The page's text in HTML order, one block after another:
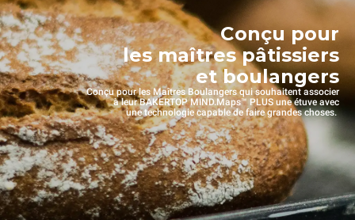
Conçu pour
les maîtres pâtissiers
et boulangers
Conçu pour les Maîtres Boulangers qui souhaitent associer
à leur BAKERTOP MIND.Maps™ PLUS une étuve avec
une technologie capable de faire grandes choses.